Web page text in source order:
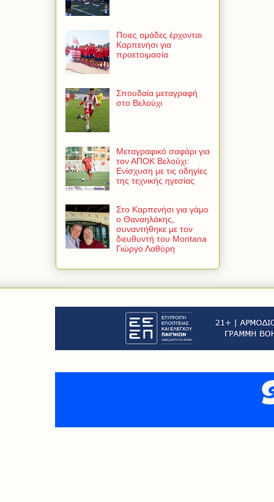
Ποιες ομάδες έρχονται
Καρπενήσι για
προετοιμασία
Σπουδαία μεταγραφή
στο Βελούχι
Μεταγραφικό σαφάρι για
τον ΑΠΟΚ Βελούχι:
Ενίσχυση με τις οδηγίες
της τεχνικής ηγεσίας
Στο Καρπενήσι για γάμο
ο Θαναηλάκης,
συναντήθηκε με τον
διευθυντή του Montana
Γιώργο Λαθύρη